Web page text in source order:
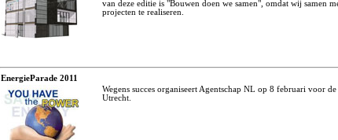
van deze editie is "Bouwen doen we samen", omdat wij samen
projecten te realiseren.
EnergieParade 2011
Wegens succes organiseert Agentschap NL op 8 februari voor
Utrecht.